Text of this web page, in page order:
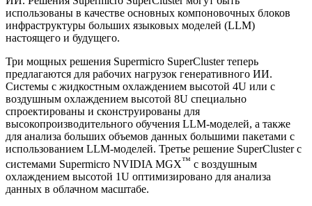
использованы в качестве основных компоновочных блоков
инфраструктуры больших языковых моделей (LLM)
настоящего и будущего.
Три мощных решения Supermicro SuperCluster теперь
предлагаются для рабочих нагрузок генеративного ИИ.
Системы с жидкостным охлаждением высотой 4U или с
воздушным охлаждением высотой 8U специально
спроектированы и сконструированы для
высокопроизводительного обучения LLM-моделей, а также
для анализа больших объемов данных большими пакетами с
использованием LLM-моделей. Третье решение SuperCluster с
системами Supermicro NVIDIA MGX™ с воздушным
охлаждением высотой 1U оптимизировано для анализа
данных в облачном масштабе.